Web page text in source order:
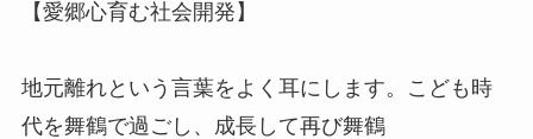
【愛郷心育む社会開発】
地元離れという言葉をよく耳にします。こども時
代を舞鶴で過ごし、成長して再び舞鶴